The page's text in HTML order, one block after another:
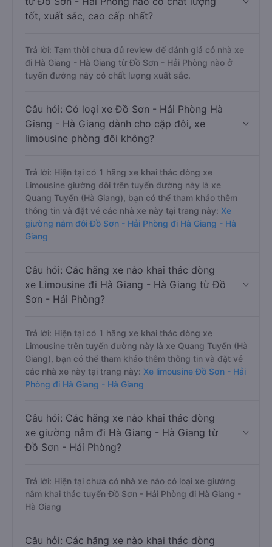
tốt, xuất sắc, cao cấp nhất?
Trả lời: Tạm thời chưa đủ review để đánh giá có nhà xe
đi Hà Giang - Hà Giang từ Đồ Sơn - Hải Phòng nào ở
tuyến đường này có chất lượng xuất sắc.
Câu hỏi: Có loại xe Đồ Sơn - Hải Phòng Hà
Giang - Hà Giang dành cho cặp đôi, xe
limousine phòng đôi không?
Trả lời: Hiện tại có 1 hãng xe khai thác dòng xe
Limousine giường đôi trên tuyến đường này là xe
Quang Tuyến (Hà Giang), bạn có thể tham khảo thêm
thông tin và đặt vé các nhà xe này tại trang này: Xe
giường nằm đôi Đồ Sơn - Hải Phòng đi Hà Giang - Hà
Giang
Câu hỏi: Các hãng xe nào khai thác dòng
xe Limousine đi Hà Giang - Hà Giang từ Đồ
Sơn - Hải Phòng?
Trả lời: Hiện tại có 1 hãng xe khai thác dòng xe
Limousine trên tuyến đường này là xe Quang Tuyến (Hà
Giang), bạn có thể tham khảo thêm thông tin và đặt vé
các nhà xe này tại trang này: Xe limousine Đồ Sơn - Hải
Phòng đi Hà Giang - Hà Giang
Câu hỏi: Các hãng xe nào khai thác dòng
xe giường nằm đi Hà Giang - Hà Giang từ
Đồ Sơn - Hải Phòng?
Trả lời: Hiện tại chưa có nhà xe nào có loại xe giường
nằm khai thác tuyến Đồ Sơn - Hải Phòng đi Hà Giang -
Hà Giang
Câu hỏi: Các hãng xe nào khai thác dòng